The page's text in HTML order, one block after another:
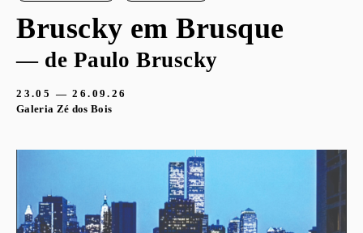
Bruscky em Brusque
— de Paulo Bruscky
23.05 — 26.09.26
Galeria Zé dos Bois